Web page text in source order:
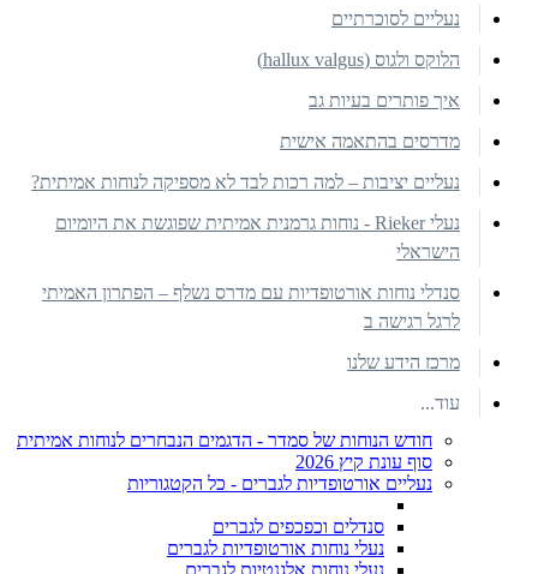
נעליים לסוכרתיים
הלוקס ולגוס (hallux valgus)
איך פותרים בעיות גב
מדרסים בהתאמה אישית
נעליים יציבות – למה רכות לבד לא מספיקה לנוחות אמיתית?
נעלי Rieker - נוחות גרמנית אמיתית שפוגשת את היומיום
הישראלי
סנדלי נוחות אורטופדיות עם מדרס נשלף – הפתרון האמיתי
לרגל רגישה ב
מרכז הידע שלנו
עוד...
חודש הנוחות של סמדר - הדגמים הנבחרים לנוחות אמיתית
סוף עונת קיץ 2026
נעליים אורטופדיות לגברים - כל הקטגוריות
סנדלים וכפכפים לגברים
נעלי נוחות אורטופדיות לגברים
נעלי נוחות אלגנטיות לגברים